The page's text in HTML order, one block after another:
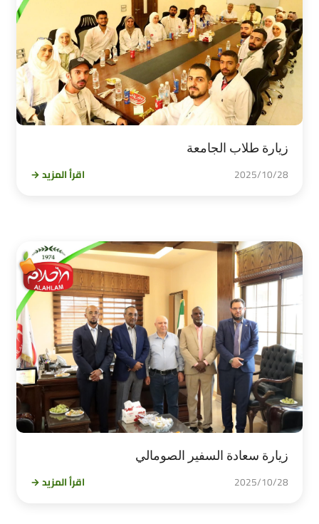
زيارة طلاب الجامعة
2025/10/28 اقرأ المزيد →
زيارة سعادة السفير الصومالي
2025/10/28 اقرأ المزيد →